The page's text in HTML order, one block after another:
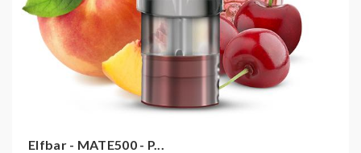
Nikotinstärke: 20mg/ml
Nikotin Dosis per Zug: 161 Mikrogramm
Batteriekapazität: 500mAh
Lade-Schnittstelle: USB Type C
Elfbar - MATE500 - P...